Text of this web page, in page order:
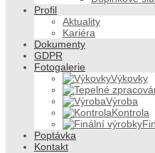
Profil
Aktuality
Kariéra
Dokumenty
GDPR
Fotogalerie
Výkovky
Výroba
Kontrola
Poptávka
Kontakt